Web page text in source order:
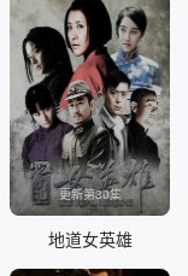
更新第30集
地道女英雄